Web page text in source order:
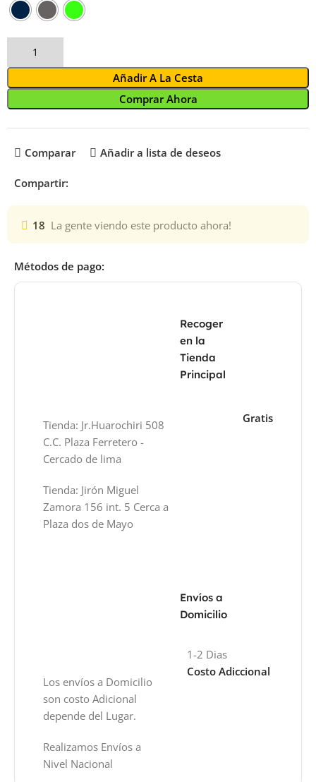
Añadir A La Cesta
Comprar Ahora
Comparar Añadir a lista de deseos
Compartir:
18 La gente viendo este producto ahora!
Métodos de pago:
Recoger
en la
Tienda
Principal
Tienda: Jr.Huarochiri 508
C.C. Plaza Ferretero -
Cercado de lima
Tienda: Jirón Miguel
Zamora 156 int. 5 Cerca a
Plaza dos de Mayo
Gratis
Envíos a
Domicilio
Los envíos a Domicilio
son costo Adicional
depende del Lugar.
Realizamos Envíos a
Nivel Nacional
1-2 Dias
Costo Adiccional